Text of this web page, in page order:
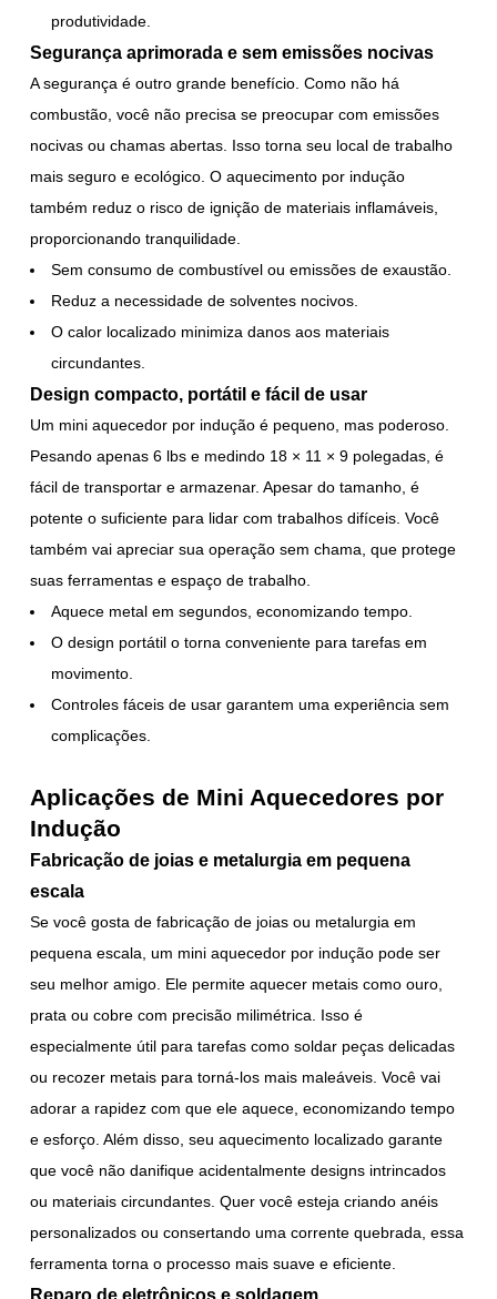
produtividade.
Segurança aprimorada e sem emissões nocivas
A segurança é outro grande benefício. Como não há
combustão, você não precisa se preocupar com emissões
nocivas ou chamas abertas. Isso torna seu local de trabalho
mais seguro e ecológico. O aquecimento por indução
também reduz o risco de ignição de materiais inflamáveis,
proporcionando tranquilidade.
Sem consumo de combustível ou emissões de exaustão.
Reduz a necessidade de solventes nocivos.
O calor localizado minimiza danos aos materiais
circundantes.
Design compacto, portátil e fácil de usar
Um mini aquecedor por indução é pequeno, mas poderoso.
Pesando apenas 6 lbs e medindo 18 × 11 × 9 polegadas, é
fácil de transportar e armazenar. Apesar do tamanho, é
potente o suficiente para lidar com trabalhos difíceis. Você
também vai apreciar sua operação sem chama, que protege
suas ferramentas e espaço de trabalho.
Aquece metal em segundos, economizando tempo.
O design portátil o torna conveniente para tarefas em
movimento.
Controles fáceis de usar garantem uma experiência sem
complicações.
Aplicações de Mini Aquecedores por
Indução
Fabricação de joias e metalurgia em pequena
escala
Se você gosta de fabricação de joias ou metalurgia em
pequena escala, um mini aquecedor por indução pode ser
seu melhor amigo. Ele permite aquecer metais como ouro,
prata ou cobre com precisão milimétrica. Isso é
especialmente útil para tarefas como soldar peças delicadas
ou recozer metais para torná-los mais maleáveis. Você vai
adorar a rapidez com que ele aquece, economizando tempo
e esforço. Além disso, seu aquecimento localizado garante
que você não danifique acidentalmente designs intrincados
ou materiais circundantes. Quer você esteja criando anéis
personalizados ou consertando uma corrente quebrada, essa
ferramenta torna o processo mais suave e eficiente.
Reparo de eletrônicos e soldagem